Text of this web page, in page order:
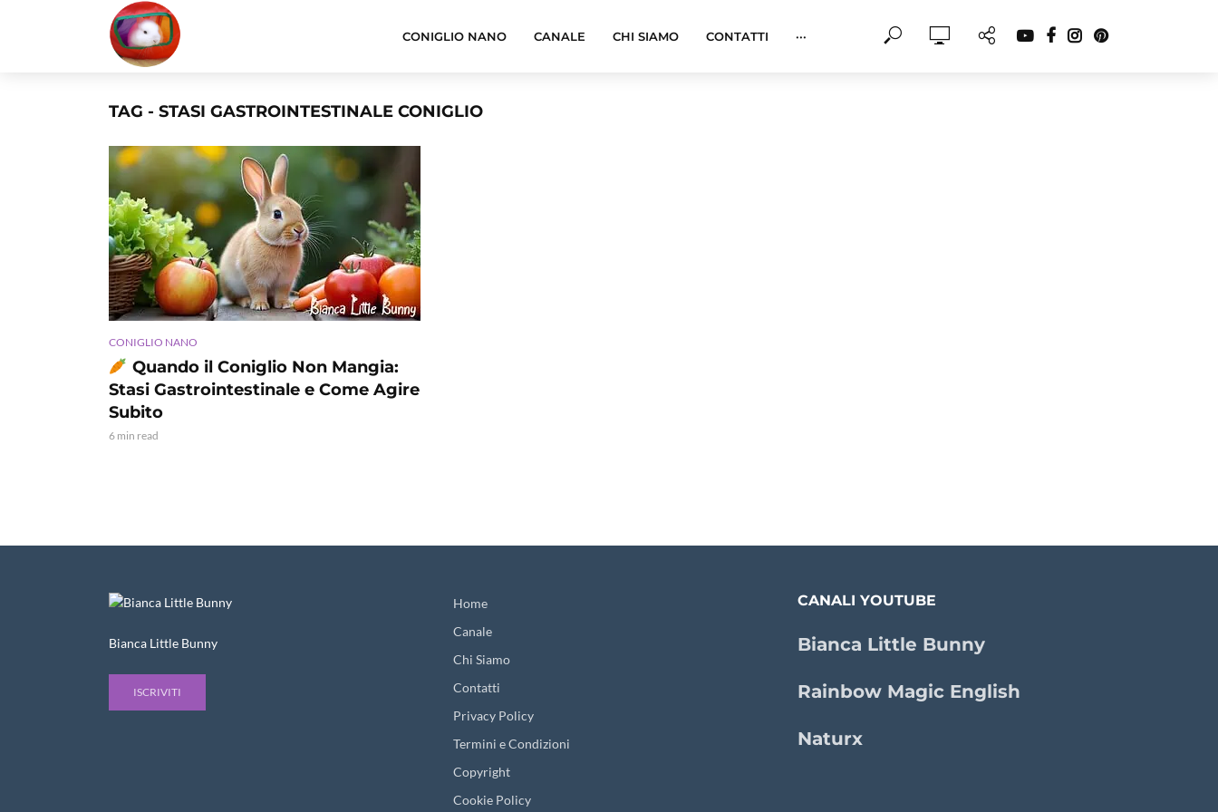
CONIGLIO NANO CANALE CHI SIAMO CONTATTI ···
TAG - STASI GASTROINTESTINALE CONIGLIO
CONIGLIO NANO
Quando il Coniglio Non Mangia:
Stasi Gastrointestinale e Come Agire
Subito
6 min read
Bianca Little Bunny
ISCRIVITI
Home
Canale
Chi Siamo
Contatti
Privacy Policy
Termini e Condizioni
Copyright
Cookie Policy
CANALI YOUTUBE
Bianca Little Bunny
Rainbow Magic English
Naturx